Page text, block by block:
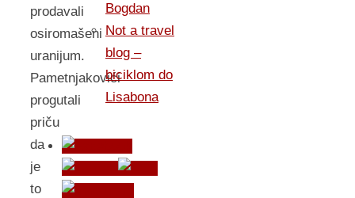
prodavali
osiromašeni
uranijum.
Pametnjakovići
progutali
priču
da
je
to
Bogdan
Not a travel
blog –
biciklom do
Lisabona